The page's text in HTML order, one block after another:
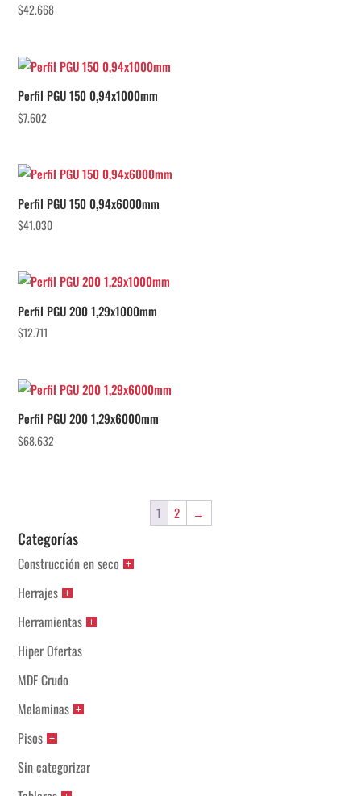
$42.668
Perfil PGU 150 0,94x1000mm
$7.602
Perfil PGU 150 0,94x6000mm
$41.030
Perfil PGU 200 1,29x1000mm
$12.711
Perfil PGU 200 1,29x6000mm
$68.632
1 2 →
Categorías
Construcción en seco
Herrajes
Herramientas
Hiper Ofertas
MDF Crudo
Melaminas
Pisos
Sin categorizar